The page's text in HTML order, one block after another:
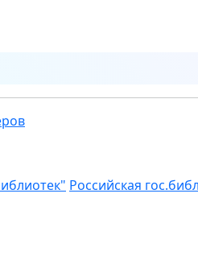
Российская